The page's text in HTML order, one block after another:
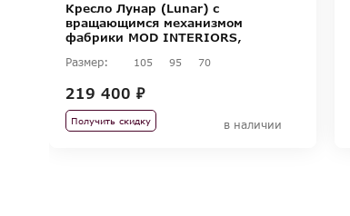
Кресло Лунар (Lunar) с
вращающимся механизмом
фабрики MOD INTERIORS,
Размер: 105 95 70
219 400 ₽
Получить скидку в наличии